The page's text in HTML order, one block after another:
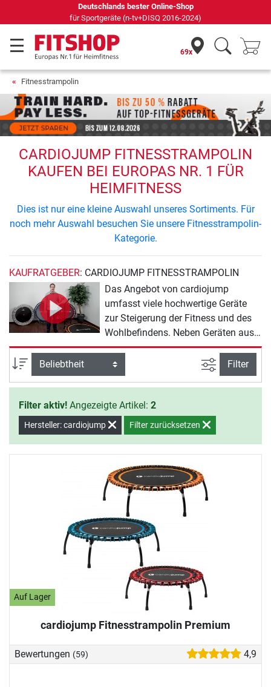
Deutschlands bester Online-Shop
für Sportgeräte (n-tv+DISQ 2016-2024)
69x
Fitnesstrampolin
CARDIOJUMP FITNESSTRAMPOLIN
KAUFEN BEI EUROPAS NR. 1 FÜR
HEIMFITNESS
Dies ist nur eine kleine Auswahl unseres Sortiments. Für
noch mehr Auswahl besuchen Sie unsere Fitnesstrampolin-
Kategorie.
KAUFRATGEBER: CARDIOJUMP FITNESSTRAMPOLIN
Das Angebot von cardiojump
umfasst viele hochwertige Geräte
zur Steigerung der Fitness und des
Wohlbefindens. Neben Geräten aus
der Reihe cardiojump
Fitnesstrampolin gibt es auch
umfangreiches Zubehör. Viel Spaß
beim Training mit cardiojump.
Sortierung Ansicht
Filter
Filter aktiv! Angezeigte Artikel: 2
Hersteller: cardiojump Filter zurücksetzen
Auf Lager
cardiojump Fitnesstrampolin Premium
Bewertungen (59) 4,9